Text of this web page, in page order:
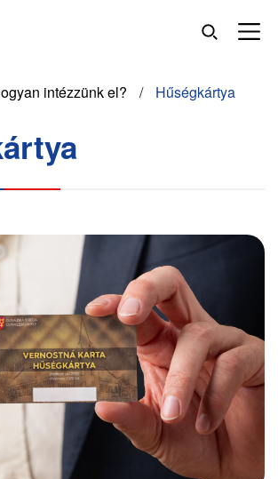
intézzünk el? Hűségkártya